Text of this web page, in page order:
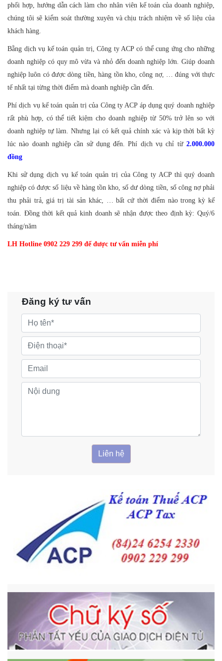
phối hợp, hướng dẫn cách làm cho nhân viên kế toán của doanh nghiệp,
chúng tôi sẽ kiểm soát thường xuyên và chịu trách nhiệm về số liệu của
khách hàng.
Bằng dịch vụ kế toán quản trị, Công ty ACP có thể cung ứng cho những
doanh nghiệp có quy mô vừa và nhỏ đến doanh nghiệp lớn. Giúp doanh
nghiệp luôn có được dòng tiền, hàng tồn kho, công nợ, … đúng với thực
tế nhất tại từng thời điểm mà doanh nghiệp cần đến.
Phí dịch vụ kế toán quản trị của Công ty ACP áp dụng quý doanh nghiệp
rất phù hợp, có thể tiết kiệm cho doanh nghiệp từ 50% trở lên so với
doanh nghiệp tự làm. Nhưng lại có kết quả chính xác và kịp thời bất kỳ
lúc nào doanh nghiệp cần sử dụng đến. Phí dịch vụ chỉ từ 2.000.000
đồng
Khi sử dụng dịch vụ kế toán quản trị của Công ty ACP thì quý doanh
nghiệp có được số liệu về hàng tồn kho, số dư dòng tiền, số công nợ phải
thu phải trả, giá trị tài sản khác, … bất cứ thời điểm nào trong kỳ kế
toán. Đồng thời kết quả kinh doanh sẽ nhận được theo định kỳ: Quý/6
tháng/năm
LH Hotline 0902 229 299 để được tư vấn miễn phí
Đăng ký tư vấn
Liên hệ